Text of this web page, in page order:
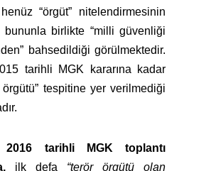
“örgüt” nitelendirmesinin
bununla birlikte “milli güvenliği
bahsedildiği görülmektedir.
tarihli MGK kararına kadar
örgütü” tespitine yer verilmediği
2016 tarihli MGK toplantı
ilk defa “terör örgütü olan